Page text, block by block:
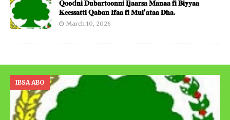
𝐐𝐨𝐨d𝐧𝐢 𝐃𝐮𝐛𝐚𝐫𝐭𝐨𝐨𝐧𝐧𝐢 𝐈𝐣𝐚𝐚𝐫𝐬𝐚 𝐌𝐚𝐧𝐚𝐚 𝐟𝐢 𝐁𝐢𝐲𝐲𝐚𝐚
𝐊𝐞𝐞𝐬𝐬𝐚𝐭𝐭𝐢 𝐐𝐚𝐛𝐚𝐧 𝐈𝐟𝐚𝐚 𝐟𝐢 𝐌𝐮𝐥’𝐚𝐭𝐚𝐚 𝐃𝐡𝐚.
March 10, 2026
IBSA ABO